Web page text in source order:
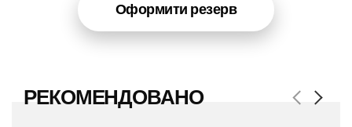
Оформити резерв
РЕКОМЕНДОВАНО Previous
Next